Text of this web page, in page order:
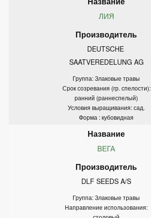
ЛИЯ
DEUTSCHE
SAATVEREDELUNG AG
Группа: Злаковые травы
Срок созревания (гр. спелости):
ранний (раннеспелый)
Условия выращивания: сад.
Форма : кубовидная
ВЕГА
DLF SEEDS A/S
Группа: Злаковые травы
Направление использования: